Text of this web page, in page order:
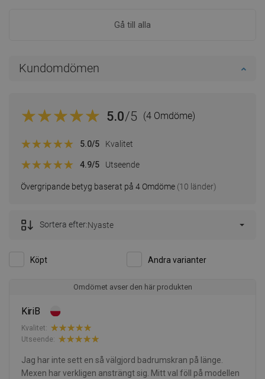
Gå till alla
Kundomdömen
5.0/5 (4 Omdöme)
Övergripande betyg baserat på 4 Omdöme (10 länder)
5.0/5 Kvalitet
4.9/5 Utseende
Köpt Andra varianter
Sortera efter:Nyaste
Omdömet avser den här produkten
KiriB
Kvalitet:
Utseende:
Jag har inte sett en så välgjord badrumskran på länge.
Mexen har verkligen ansträngt sig. Mitt val föll på modellen